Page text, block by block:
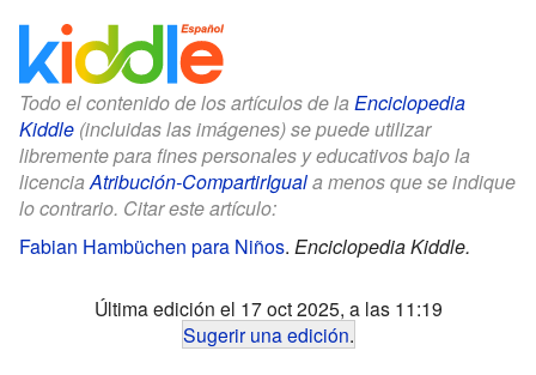
Todo el contenido de los artículos de la Enciclopedia
Kiddle (incluidas las imágenes) se puede utilizar
libremente para fines personales y educativos bajo la
licenciaAtribución-CompartirIguala menos que se indique
lo contrario. Citar este artículo:
Fabian Hambüchen para Niños. Enciclopedia Kiddle.
Última edición el 17 oct 2025, a las 11:19
Sugerir una edición.